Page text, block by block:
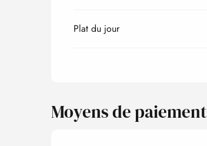
Plat du jour
Moyens de paiement